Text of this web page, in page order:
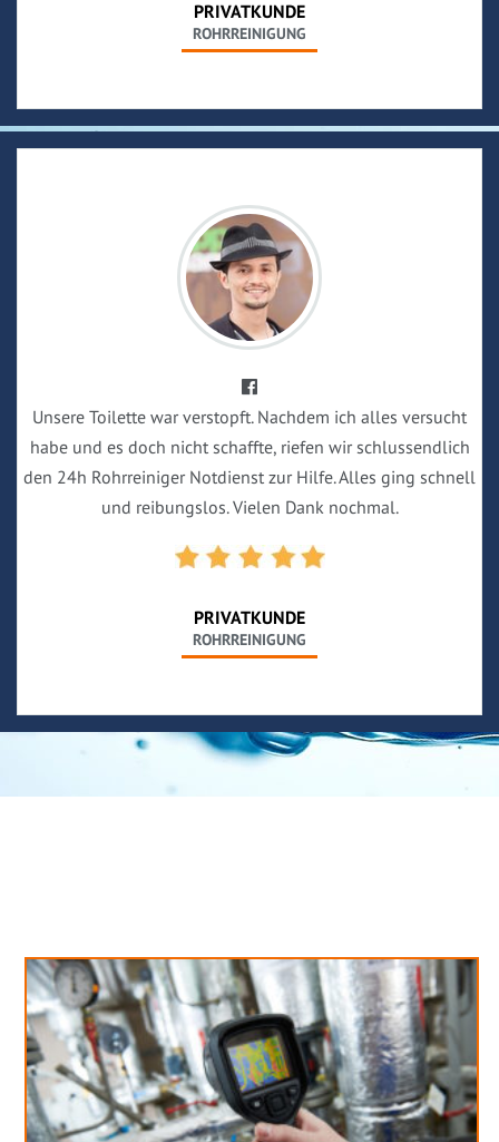
PRIVATKUNDE
ROHRREINIGUNG
Unsere Toilette war verstopft. Nachdem ich alles versucht
habe und es doch nicht schaffte, riefen wir schlussendlich
den 24h Rohrreiniger Notdienst zur Hilfe. Alles ging schnell
und reibungslos. Vielen Dank nochmal.
PRIVATKUNDE
ROHRREINIGUNG